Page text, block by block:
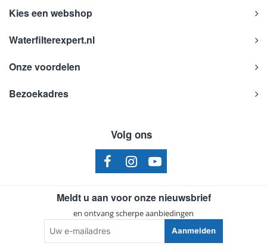
Kies een webshop
Waterfilterexpert.nl
Onze voordelen
Bezoekadres
Volg ons
Meldt u aan voor onze nieuwsbrief
en ontvang scherpe aanbiedingen
e-
mailadres
Aanmelden